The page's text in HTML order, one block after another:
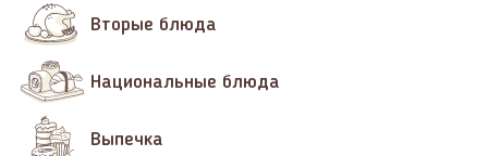
Вторые блюда
Национальные блюда
Выпечка